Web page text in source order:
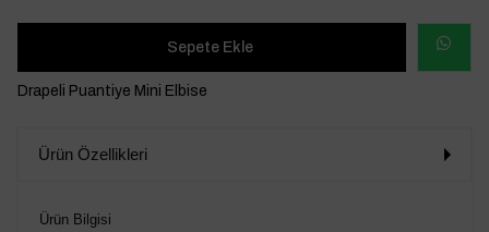
VER
Drapeli Puantiye Mini Elbise
Ürün Özellikleri
Ürün Bilgisi